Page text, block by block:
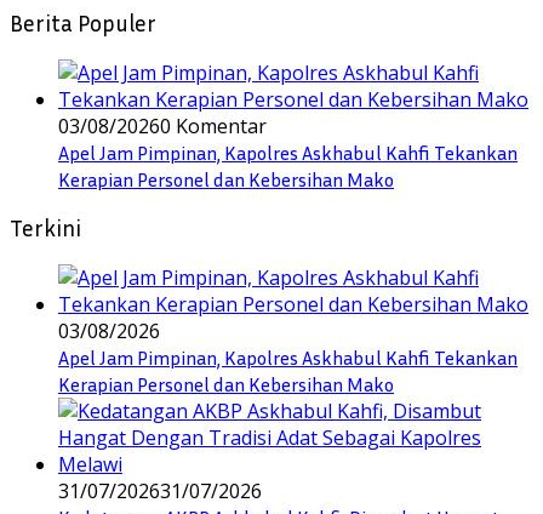
Berita Populer
03/08/20260 Komentar
Apel Jam Pimpinan, Kapolres Askhabul Kahfi Tekankan
Kerapian Personel dan Kebersihan Mako
Terkini
03/08/2026
Apel Jam Pimpinan, Kapolres Askhabul Kahfi Tekankan
Kerapian Personel dan Kebersihan Mako
31/07/202631/07/2026